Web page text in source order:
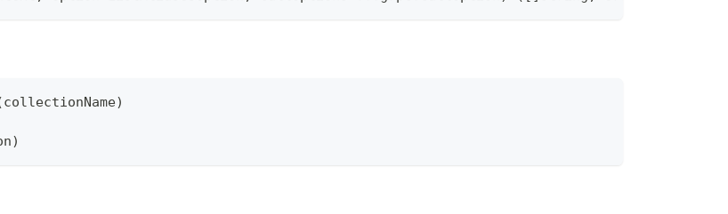
collectionName)
)